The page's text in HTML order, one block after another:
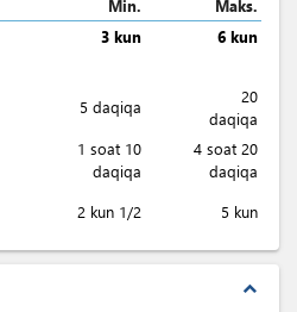
Min.
Maks.
3 kun
6 kun
5 daqiqa
20
daqiqa
1 soat 10
daqiqa
4 soat 20
daqiqa
2 kun 1/2 5 kun
expand_less